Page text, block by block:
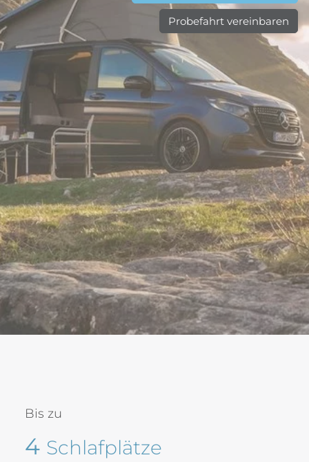
Probefahrt vereinbaren
Bis zu
4 Schlafplätze